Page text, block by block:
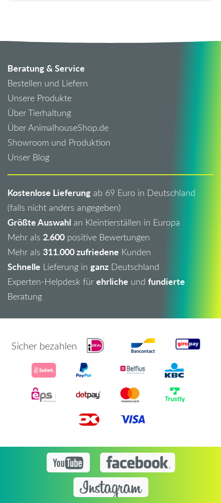
Beratung & Service
Bestellen und Liefern
Unsere Produkte
Über Tierhaltung
Über AnimalhouseShop.de
Showroom und Produktion
Unser Blog
Kostenlose Lieferung ab 69 Euro in Deutschland
(falls nicht anders angegeben)
Größte Auswahl an Kleintierställen in Europa
Mehr als 2.600 positive Bewertungen
Mehr als 311.000 zufriedene Kunden
Schnelle Lieferung in ganz Deutschland
Experten-Helpdesk für ehrliche und fundierte
Beratung
Sicher bezahlen